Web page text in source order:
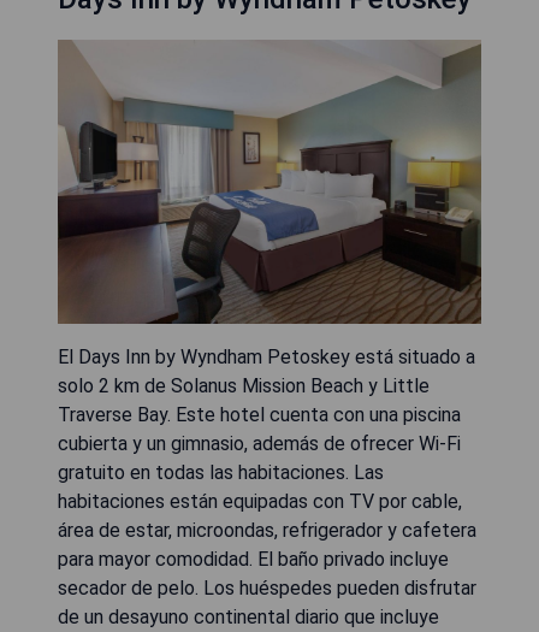
El Days Inn by Wyndham Petoskey está situado a
solo 2 km de Solanus Mission Beach y Little
Traverse Bay. Este hotel cuenta con una piscina
cubierta y un gimnasio, además de ofrecer Wi-Fi
gratuito en todas las habitaciones. Las
habitaciones están equipadas con TV por cable,
área de estar, microondas, refrigerador y cafetera
para mayor comodidad. El baño privado incluye
secador de pelo. Los huéspedes pueden disfrutar
de un desayuno continental diario que incluye